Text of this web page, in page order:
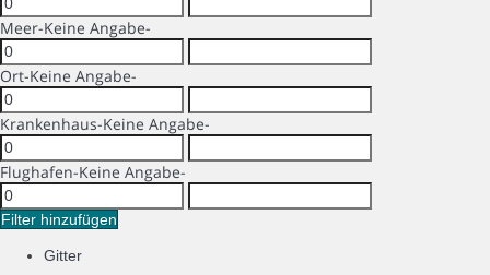
Meer-Keine Angabe-
Ort-Keine Angabe-
Krankenhaus-Keine Angabe-
Flughafen-Keine Angabe-
Filter hinzufügen
Gitter